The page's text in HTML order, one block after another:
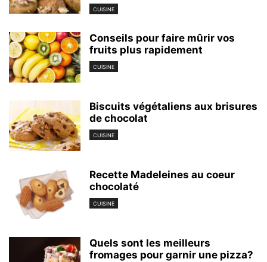
CUISINE
Conseils pour faire mûrir vos
fruits plus rapidement
CUISINE
Biscuits végétaliens aux brisures
de chocolat
CUISINE
Recette Madeleines au coeur
chocolaté
CUISINE
Quels sont les meilleurs
fromages pour garnir une pizza?